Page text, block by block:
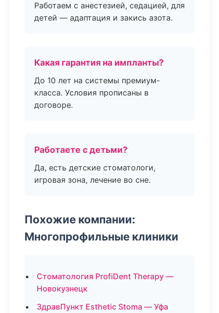
Работаем с анестезией, седацией, для
детей — адаптация и закись азота.
Какая гарантия на импланты?
До 10 лет на системы премиум-
класса. Условия прописаны в
договоре.
Работаете с детьми?
Да, есть детские стоматологи,
игровая зона, лечение во сне.
Похожие компании:
Многопрофильные клиники
Стоматология ProfiDent Therapy —
Новокузнецк
ЗдравПункт Esthetic Stoma — Уфа